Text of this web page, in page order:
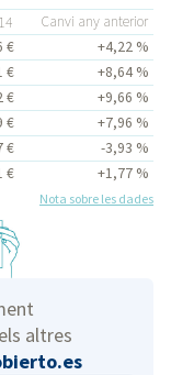
Canvi any anterior
€
+4,22 %
€
+8,64 %
€
+9,66 %
€
+7,96 %
€
-3,93 %
€ +1,77 %
Nota sobre les dades
altres